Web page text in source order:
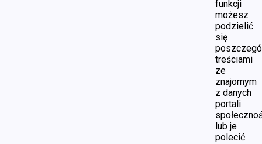
funkcji
możesz
podzielić
się
treściami
ze
znajomym
z danych
portali
lub je
polecić.